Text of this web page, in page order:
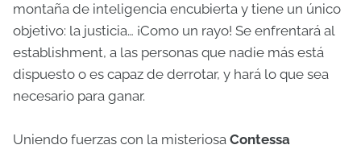
montaña de inteligencia encubierta y tiene un único
objetivo: la justicia… ¡Como un rayo! Se enfrentará al
establishment, a las personas que nadie más está
dispuesto o es capaz de derrotar, y hará lo que sea
necesario para ganar.
Uniendo fuerzas con la misteriosa Contessa